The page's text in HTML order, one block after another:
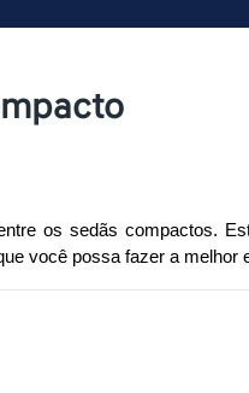
os sedãs compactos.
você possa fazer a melhor